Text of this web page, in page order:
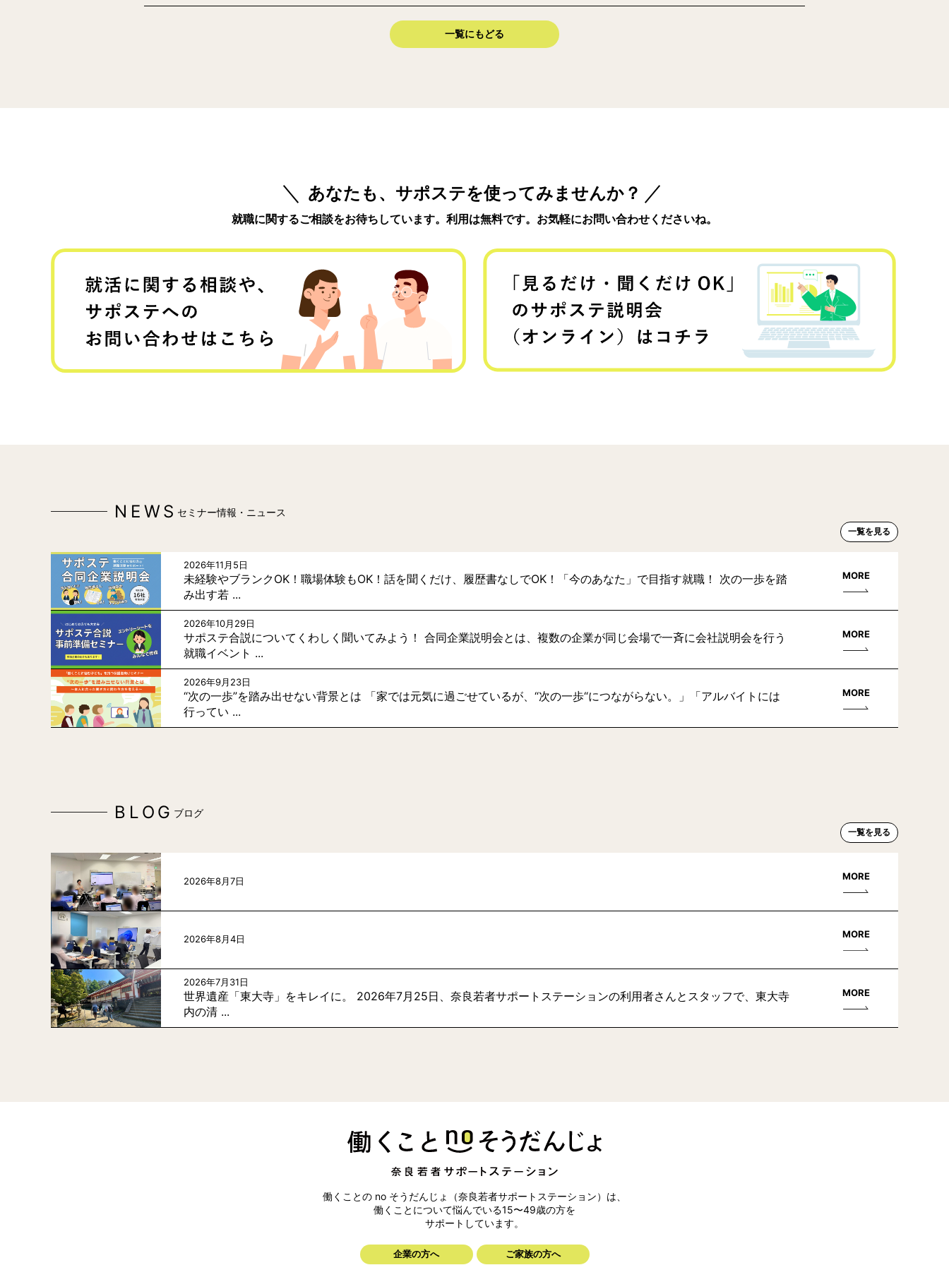
一覧にもどる
あなたも、サポステを使ってみませんか？
就職に関するご相談をお待ちしています。利用は無料です。お気軽にお問い合わせくださいね。
NEWS セミナー情報・ニュース
一覧を見る
2026年11月5日
未経験やブランクOK！職場体験もOK！話を聞くだけ、履歴書なしでOK！「今のあなた」で目指す就職！ 次の一歩を踏
み出す若 ...
MORE
2026年10月29日
サポステ合説についてくわしく聞いてみよう！ 合同企業説明会とは、複数の企業が同じ会場で一斉に会社説明会を行う
就職イベント ...
MORE
2026年9月23日
“次の一歩”を踏み出せない背景とは 「家では元気に過ごせているが、“次の一歩“につながらない。」「アルバイトには
行ってい ...
MORE
BLOG ブログ
一覧を見る
2026年8月7日 MORE
2026年8月4日 MORE
2026年7月31日
世界遺産「東大寺」をキレイに。 2026年7月25日、奈良若者サポートステーションの利用者さんとスタッフで、東大寺
内の清 ...
MORE
働くことの no そうだんじょ（奈良若者サポートステーション）は、
働くことについて悩んでいる15〜49歳の方を
サポートしています。
企業の方へ ご家族の方へ